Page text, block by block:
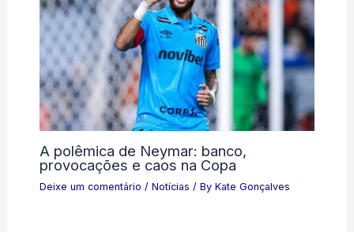
A polêmica de Neymar: banco,
provocações e caos na Copa
Deixe um comentário / Notícias / By Kate Gonçalves